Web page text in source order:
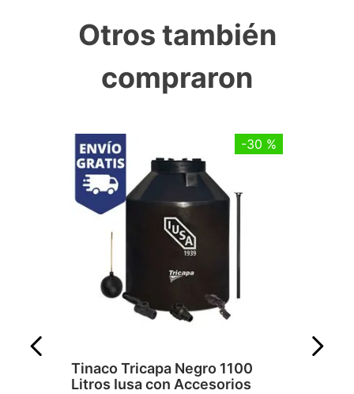
Otros también
compraron
-30 %
Tinaco Tricapa Negro 1100
Litros Iusa con Accesorios